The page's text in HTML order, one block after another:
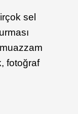
sel
fotoğraf